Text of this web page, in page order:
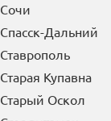
Сочи
Спасск-Дальний
Ставрополь
Старая Купавна
Старый Оскол